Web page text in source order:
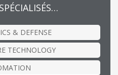
& DEFENSE
TECHNOLOGY